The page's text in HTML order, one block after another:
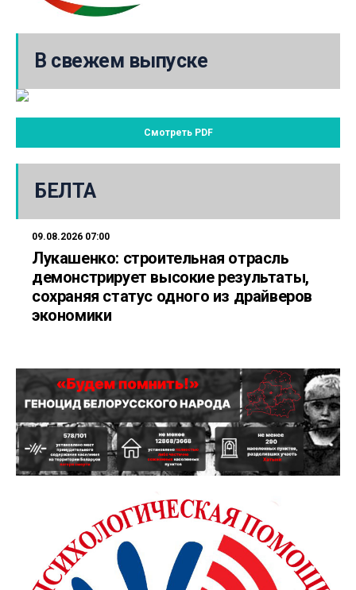
В свежем выпуске
Смотреть PDF
БЕЛТА
09.08.2026 07:00
Лукашенко: строительная отрасль
демонстрирует высокие результаты,
сохраняя статус одного из драйверов
экономики